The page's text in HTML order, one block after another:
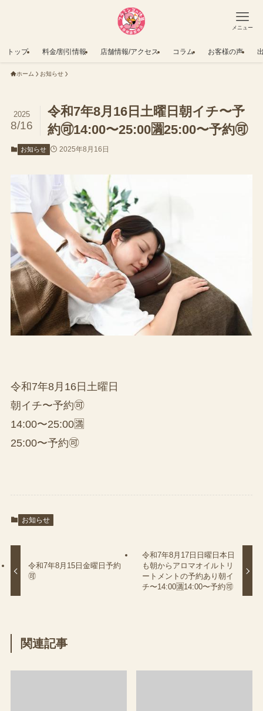
メニュー
トップ 料金/割引情報 店舗情報/アクセス コラム お客様の声
ホーム お知らせ
令和7年8月16日土曜日朝イチ〜予
約🉑14:00〜25:00🈵25:00〜予約🉑
2025
8/16
お知らせ 2025年8月16日
令和7年8月16日土曜日
朝イチ〜予約🉑
14:00〜25:00🈵
25:00〜予約🉑
お知らせ
令和7年8月15日金曜日予約
🉑
令和7年8月17日日曜日本日
も朝からアロマオイルトリ
ートメントの予約あり朝イ
チ〜14:00🈵14:00〜予約🉑
関連記事